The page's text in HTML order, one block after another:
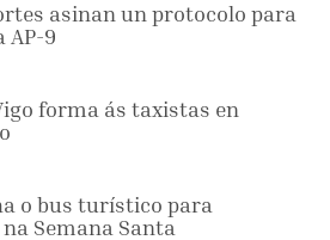
asinan un protocolo para
AP-9
forma ás taxistas en
o bus turístico para
Semana Santa